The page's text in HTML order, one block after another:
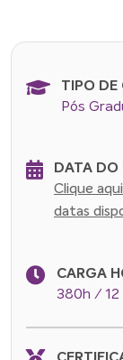
TIPO DE
Pós
DATA DO
Clique
datas
CARGA
380h / 12